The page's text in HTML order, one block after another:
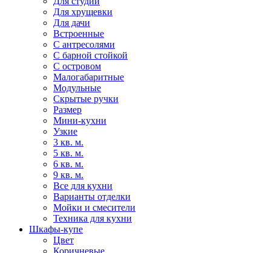
Для хрущевки
Для дачи
Встроенные
С антресолями
С барной стойкой
С островом
Малогабаритные
Модульные
Скрытые ручки
Размер
Мини-кухни
Узкие
3 кв. м.
5 кв. м.
6 кв. м.
9 кв. м.
Все для кухни
Варианты отделки
Мойки и смесители
Техника для кухни
Шкафы-купе
Цвет
Коричневые